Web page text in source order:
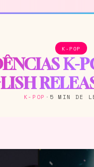
K-POP
K-
K-POP · 5 MIN DE